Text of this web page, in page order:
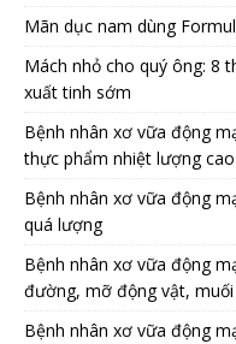
Mãn dục nam dùng
Mách nhỏ cho quý ông: 8
xuất tinh sớm
Bệnh nhân xơ vữa động
thực phẩm nhiệt lượng cao
Bệnh nhân xơ vữa động
quá lượng
Bệnh nhân xơ vữa động
đường, mỡ động vật, muối
Bệnh nhân xơ vữa động